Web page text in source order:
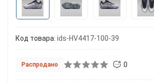
Код товара: ids-HV4417-100-39
Распродано 0